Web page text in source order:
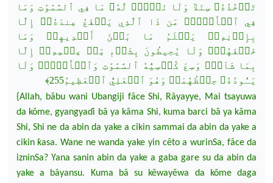
تَأۡخُذُهُۥ سِنَةٞ وَلَا نَوۡمٞۚ لَّهُۥ مَا فِي ٱلسَّمَٰوَٰتِ وَمَا
فِي ٱلۡأَرۡضِۗ مَن ذَا ٱلَّذِي يَشۡفَعُ عِندَهُۥٓ إِلَّا
بِإِذۡنِهِۦۚ يَ عۡلَمُ مَا بَيۡنَ أَيۡدِيهِمۡ وَمَا
خَلۡفَهُمۡۖ وَلَا يُحِيطُونَ بِشَيۡءٖ مِّنۡ عِلۡمِهِۦٓ إِلَّا
بِمَا شَآءَۚ وَسِعَ كُرۡسِيُّهُ ٱلسَّمَٰوَٰتِ وَٱلۡأَرۡضَۖ وَلَا
يَـُٔودُهُۥ حِفۡظُهُمَاۚ وَهُوَ ٱلۡعَلِيُّ ٱلۡعَظِيمُ255﴾
{Allah, bãbu wani Ubangiji fãce Shi, Rãyayye, Mai tsayuwa
da kõme, gyangyaɗi bã ya kãma Shi, kuma barci bã ya kãma
Shi, Shi ne da abin da yake a cikin sammai da abin da yake a
cikin ƙasa. Wane ne wanda yake yin cẽto a wurinSa, fãce da
izninSa? Yana sanin abin da yake a gaba gare su da abin da
yake a bãyansu. Kuma bã su kẽwayẽwa da kõme daga